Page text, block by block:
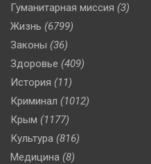
Гуманитарная миссия (3)
Жизнь (6799)
Законы (36)
Здоровье (409)
История (11)
Криминал (1012)
Крым (1177)
Культура (816)
Медицина (8)